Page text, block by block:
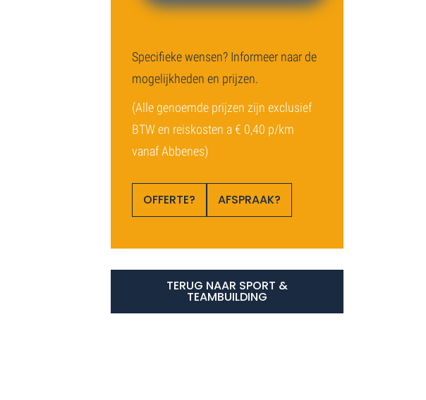
Specifieke wensen? Informeer naar de
mogelijkheden en prijzen.
(Alle genoemde prijzen zijn exclusief
BTW en reiskosten a € 0,40 p/km
vanaf Abbenes)
OFFERTE? AFSPRAAK?
TERUG NAAR SPORT &
TEAMBUILDING